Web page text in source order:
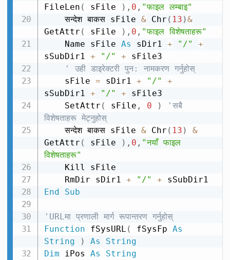
FileLen ( sFile ) , 0 , "फाइल लम्बाइ"
    सन्देश बाकस sFile
& Chr ( 13 )&
GetAttr ( sFile ) , 0 , "फाइल विशेषताहरू"
    Name sFile
As sDir1 + "/"
+
sSubDir1 + "/" + sFile3
' उही डाइरेक्टरी पुन: नामकरण गर्नुहोस्
    sFile
= sDir1 + "/"
+
sSubDir1 + "/" + sFile3
    SetAttr
( sFile , 0 )
'सबै
विशेषताहरू मेट्नुहोस्
    सन्देश बाकस sFile
& Chr ( 13 )
&
GetAttr ( sFile ) , 0 , "नयाँ फाइल
विशेषताहरू"
    RmDir sDir1
+ "/" +
End
Sub
'URLमा प्रणाली मार्ग रूपान्तरण गर्नुहोस्
Function fSysURL ( fSysFp As
String
) As
String
Dim iPos As
String